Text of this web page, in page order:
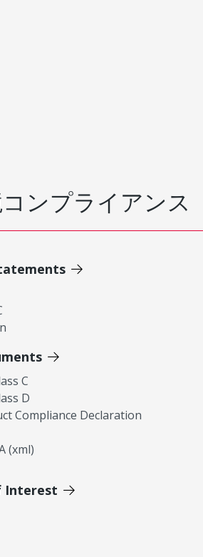
ンプライアンス
C
D
Compliance Declaration
(xml)
Interest